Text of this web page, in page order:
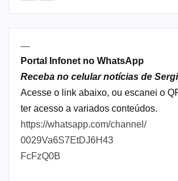
----
Portal Infonet no WhatsApp
Receba no celular notícias de
Acesse o link abaixo, ou escanei o
ter acesso a variados conteúdos.
https://whatsapp.com/channel/
0029Va6S7EtDJ6H43
FcFzQ0B